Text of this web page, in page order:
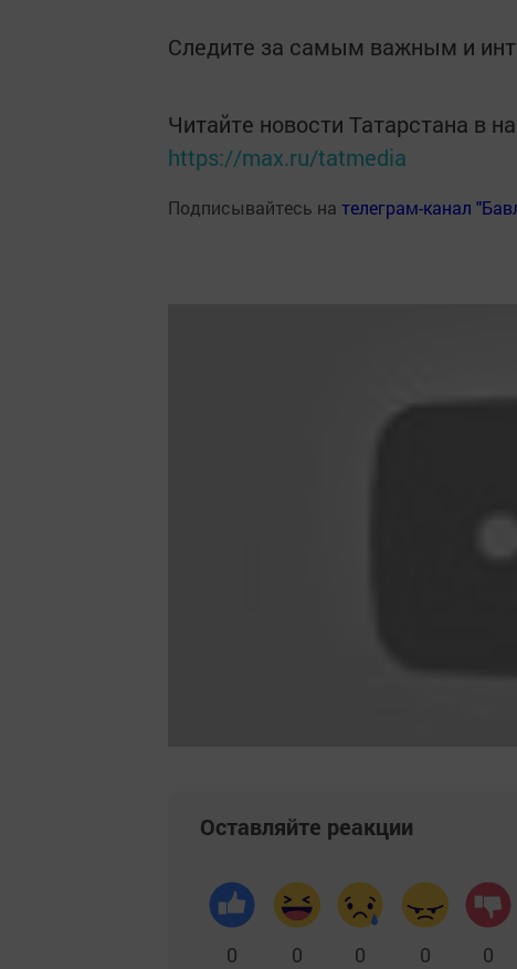
Следите за самым важным и
Читайте новости Татарстана в
https://max.ru/tatmedia
Подписывайтесь на телеграм-канал
Оставляйте реакции
0 0 0 0 0